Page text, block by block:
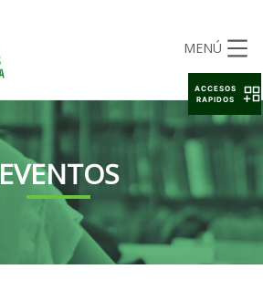
MENÚ
EVENTOS
ACCESOS
RAPIDOS